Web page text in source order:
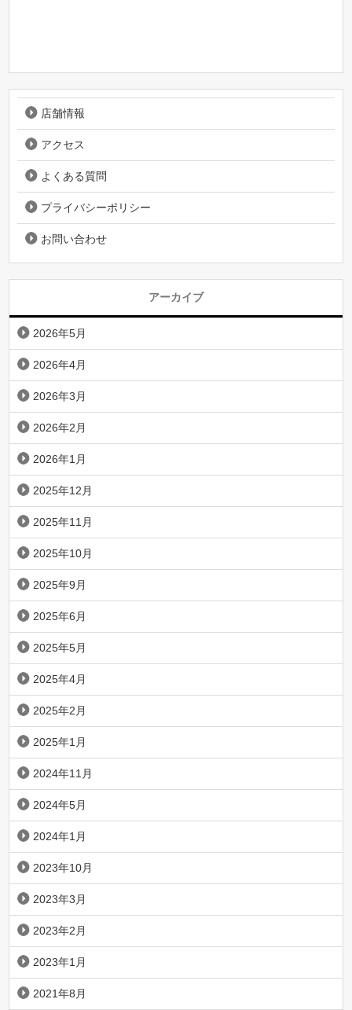
店舗情報
アクセス
よくある質問
プライバシーポリシー
お問い合わせ
アーカイブ
2026年5月
2026年4月
2026年3月
2026年2月
2026年1月
2025年12月
2025年11月
2025年10月
2025年9月
2025年6月
2025年5月
2025年4月
2025年2月
2025年1月
2024年11月
2024年5月
2024年1月
2023年10月
2023年3月
2023年2月
2023年1月
2021年8月